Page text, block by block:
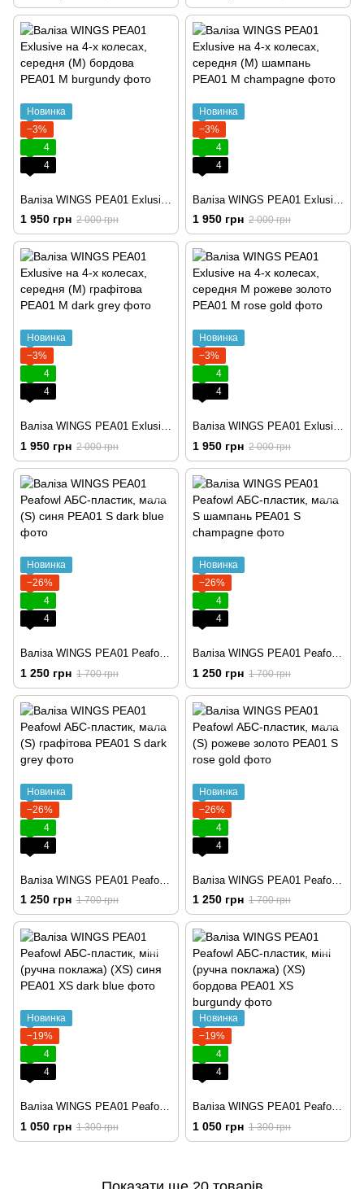
Новинка
−3%
4
4
1 950 грн 2 000 грн
Новинка
−3%
4
4
1 950 грн 2 000 грн
Новинка
−3%
4
4
Валіза WINGS PEA01 Exlusive на 4-х колесах, середня (M) графітова
1 950 грн 2 000 грн
Новинка
−3%
4
4
Валіза WINGS PEA01 Exlusive на 4-х колесах, середня M рожеве золото
1 950 грн 2 000 грн
Новинка
−26%
4
4
1 250 грн 1 700 грн
Новинка
−26%
4
4
1 250 грн 1 700 грн
Новинка
−26%
4
4
1 250 грн 1 700 грн
Новинка
−26%
4
4
1 250 грн 1 700 грн
Новинка
−19%
4
4
Валіза WINGS PEA01 Peafowl АБС-пластик, міні (ручна поклажа) (XS) синя
1 050 грн 1 300 грн
Новинка
−19%
4
4
Валіза WINGS PEA01 Peafowl АБС-пластик, міні (ручна поклажа) (XS) бордова
1 050 грн 1 300 грн